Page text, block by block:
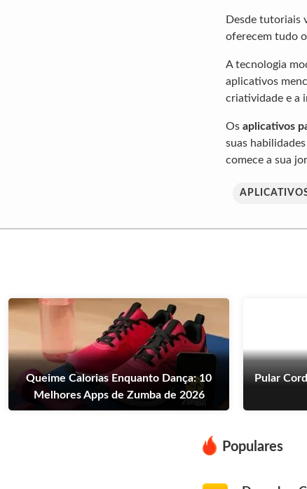
Desde tutoriais
oferecem tudo
A tecnologia
aplicativos
criatividade e a
Os aplicativos
suas
comece a sua
Queime Calorias Enquanto Dança: 10
Melhores Apps de Zumba de 2026
Pular
Populares